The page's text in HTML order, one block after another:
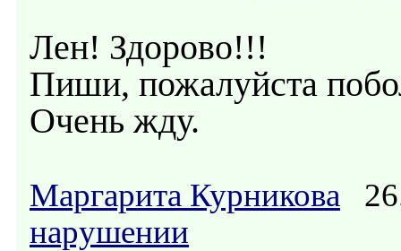
Лен! Здорово!!!
Пиши, пожалуйста
Очень жду.
Маргарита Курникова
нарушении